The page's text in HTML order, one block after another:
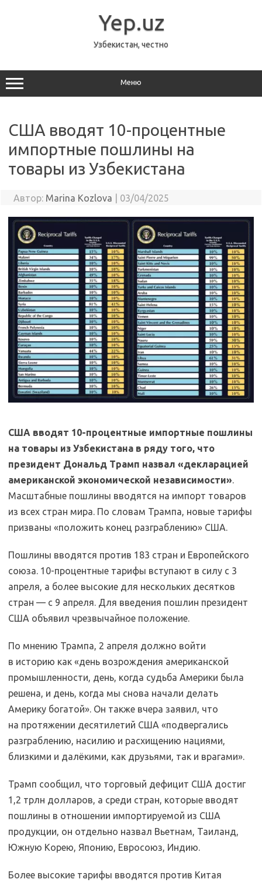
Yep.uz
Узбекистан, честно
Меню
США вводят 10-процентные
импортные пошлины на
товары из Узбекистана
Автор: Marina Kozlova 03/04/2025
США вводят 10-процентные импортные пошлины
на товары из Узбекистана в ряду того, что
президент Дональд Трамп назвал «декларацией
американской экономической независимости».
Масштабные пошлины вводятся на импорт товаров
из всех стран мира. По словам Трампа, новые тарифы
призваны «положить конец разграблению» США.
Пошлины вводятся против 183 стран и Европейского
союза. 10-процентные тарифы вступают в силу с 3
апреля, а более высокие для нескольких десятков
стран — с 9 апреля. Для введения пошлин президент
США объявил чрезвычайное положение.
По мнению Трампа, 2 апреля должно войти
в историю как «день возрождения американской
промышленности, день, когда судьба Америки была
решена, и день, когда мы снова начали делать
Америку богатой». Он также вчера заявил, что
на протяжении десятилетий США «подвергались
разграблению, насилию и расхищению нациями,
близкими и далёкими, как друзьями, так и врагами».
Трамп сообщил, что торговый дефицит США достиг
1,2 трлн долларов, а среди стран, которые вводят
пошлины в отношении импортируемой из США
продукции, он отдельно назвал Вьетнам, Таиланд,
Южную Корею, Японию, Евросоюз, Индию.
Более высокие тарифы вводятся против Китая